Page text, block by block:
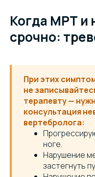
Когда МРТ и
срочно:
При этих
не
терапевту —
консультация
вертебролога:
ноге.
Нарушение
застегнуть